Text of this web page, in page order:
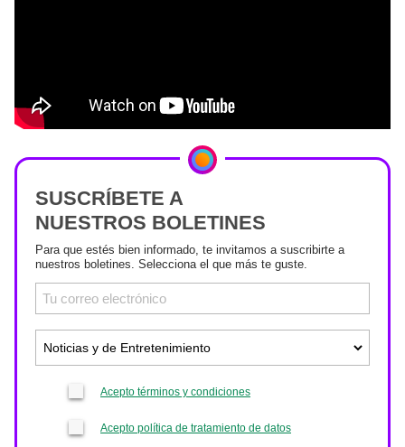
SUSCRÍBETE A
NUESTROS BOLETINES
Para que estés bien informado, te invitamos a suscribirte a
nuestros boletines. Selecciona el que más te guste.
Acepto términos y condiciones
Acepto política de tratamiento de datos